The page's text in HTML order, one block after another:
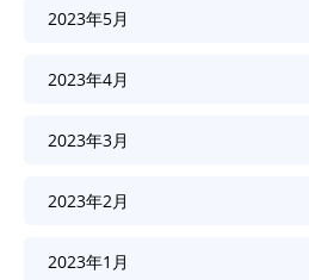
2023年5月
2023年4月
2023年3月
2023年2月
2023年1月